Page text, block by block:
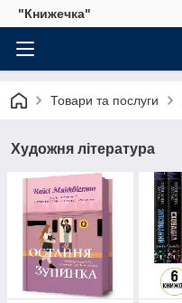
"Книжечка"
Товари та послуги
Художня література